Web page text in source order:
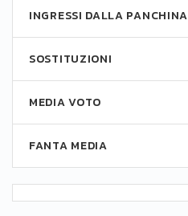
INGRESSI DALLA PANCHINA
SOSTITUZIONI
MEDIA VOTO
FANTA MEDIA